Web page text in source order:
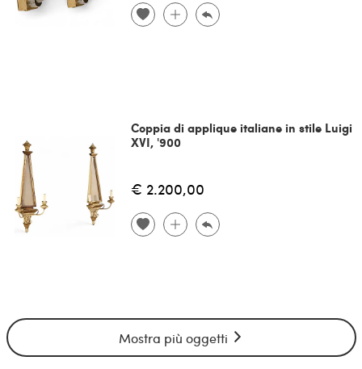
Coppia di applique italiane in stile Luigi
XVI, '900
€ 2.200,00
Mostra più oggetti